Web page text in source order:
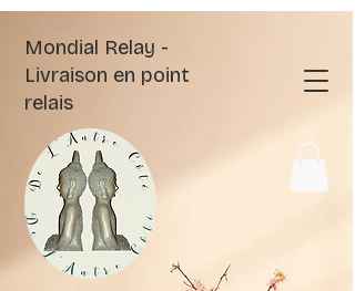
Mondial Relay -
Livraison en point
relais